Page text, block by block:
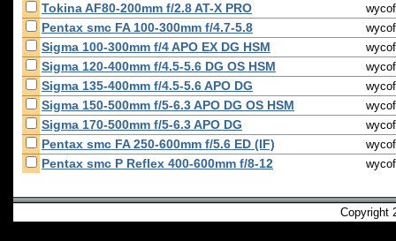
Tokina AF80-200mm f/2.8 AT-X PRO
Pentax smc FA 100-300mm f/4.7-5.8
Sigma 100-300mm f/4 APO EX DG HSM
Sigma 120-400mm f/4.5-5.6 DG OS HSM
Sigma 135-400mm f/4.5-5.6 APO DG
Sigma 150-500mm f/5-6.3 APO DG OS HSM
Sigma 170-500mm f/5-6.3 APO DG
Pentax smc FA 250-600mm f/5.6 ED (IF)
Pentax smc P Reflex 400-600mm f/8-12
Copyright